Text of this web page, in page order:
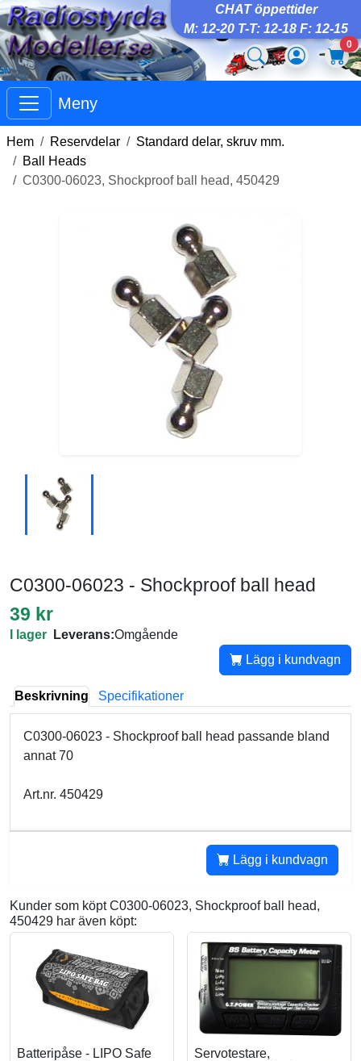
CHAT öppettider
M: 12-20 T-T: 12-18 F: 12-15
0
Meny
Hem Reservdelar
Standard delar, skruv mm.
Ball Heads
C0300-06023, Shockproof ball head, 450429
C0300-06023 - Shockproof ball head
39 kr
I lager Leverans:Omgående
Lägg i kundvagn
Beskrivning Specifikationer
C0300-06023 - Shockproof ball head passande bland
annat 70
Art.nr. 450429
Lägg i kundvagn
Kunder som köpt C0300-06023, Shockproof ball head,
450429 har även köpt:
Batteripåse - LIPO Safe
Servotestare,